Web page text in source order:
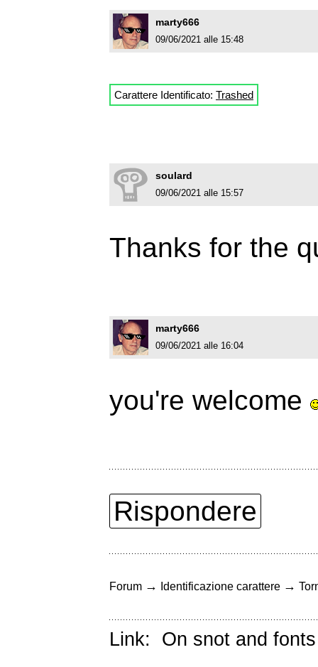
marty666
09/06/2021 alle 15:48
Carattere Identificato: Trashed
soulard
09/06/2021 alle 15:57
Thanks for the
marty666
09/06/2021 alle 16:04
you're welcome
Rispondere
Forum → Identificazione carattere →
Link: On snot and fonts